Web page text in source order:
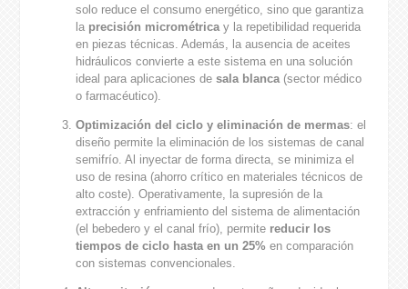
solo reduce el consumo energético, sino que garantiza
la precisión micrométricay la repetibilidad requerida
en piezas técnicas. Además, la ausencia de aceites
hidráulicos convierte a este sistema en una solución
ideal para aplicaciones de sala blanca(sector médico
o farmacéutico).
Optimización del ciclo y eliminación de mermas: el
diseño permite la eliminación de los sistemas de canal
semifrío. Al inyectar de forma directa, se minimiza el
uso de resina (ahorro crítico en materiales técnicos de
alto coste). Operativamente, la supresión de la
extracción y enfriamiento del sistema de alimentación
(el bebedero y el canal frío), permite reducir los
tiempos de ciclo hasta en un 25% en comparación
con sistemas convencionales.